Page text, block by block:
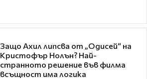
Защо Ахил липсва от „Одисей“ на
Кристофър Нолън? Най-
странното решение във филма
всъщност има логика